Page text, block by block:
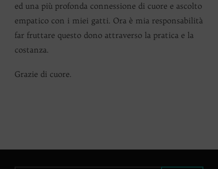
ed una più profonda connessione di cuore e ascolto
empatico con i miei gatti. Ora è mia responsabilità
far fruttare questo dono attraverso la pratica e la
costanza.
Grazie di cuore.